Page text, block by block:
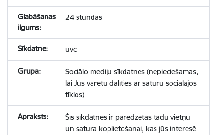
24 stundas
uvc
Sociālo mediju sīkdatnes (nepieciešamas,
lai Jūs varētu dalīties ar saturu sociālajos
tīklos)
Šīs sīkdatnes ir paredzētas tādu vietņu
un satura koplietošanai, kas jūs interesē